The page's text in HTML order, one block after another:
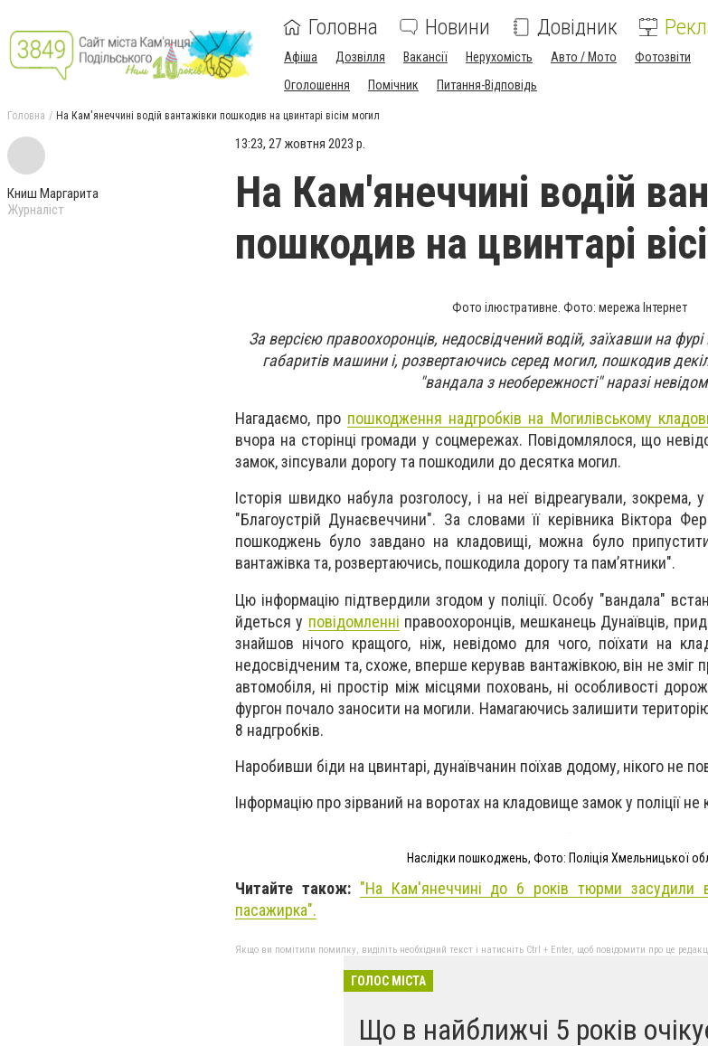
Головна Новини Довідник
Афіша Дозвілля Вакансії Нерухомість Авто / Мото Фотозвіти
Оголошення
Помічник Питання-Відповідь
Головна На Кам'янеччині водій вантажівки пошкодив на цвинтарі вісім могил
Книш Маргарита
Журналіст
13:23, 27 жовтня 2023 р.
На Кам'янеччині водій
пошкодив на цвинтарі
Фото ілюстративне. Фото: мережа Інтернет
За версією правоохоронців, недосвідчений водій, заїхавши на
габаритів машини і, розвертаючись серед могил, пошкодив
"вандала з необережності" наразі
Нагадаємо, про пошкодження надгробків на Могилівському
вчора на сторінці громади у соцмережах. Повідомлялося, що
замок, зіпсували дорогу та пошкодили до десятка могил.
Історія швидко набула розголосу, і на неї відреагували, зокрема,
"Благоустрій Дунаєвеччини". За словами її керівника Віктора
пошкоджень було завдано на кладовищі, можна було
вантажівка та, розвертаючись, пошкодила дорогу та пам’ятники".
Цю інформацію підтвердили згодом у поліції. Особу "вандала"
йдеться у повідомленні правоохоронців, мешканець Дунаївців,
знайшов нічого кращого, ніж, невідомо для чого, поїхати на
недосвідченим та, схоже, вперше керував вантажівкою, він не зміг
автомобіля, ні простір між місцями поховань, ні особливості
фургон почало заносити на могили. Намагаючись залишити
8 надгробків.
Наробивши біди на цвинтарі, дунаївчанин поїхав додому, нікого не
Інформацію про зірваний на воротах на кладовище замок у поліції
Наслідки пошкоджень, Фото: Поліція Хмельницької
Читайте також: "На Кам'янеччині до 6 років тюрми засудили
пасажирка".
Якщо ви помітили помилку, виділіть необхідний текст і натисніть Ctrl + Enter, щоб повідомити про це
ГОЛОС МІСТА
Що в найближчі 5 років